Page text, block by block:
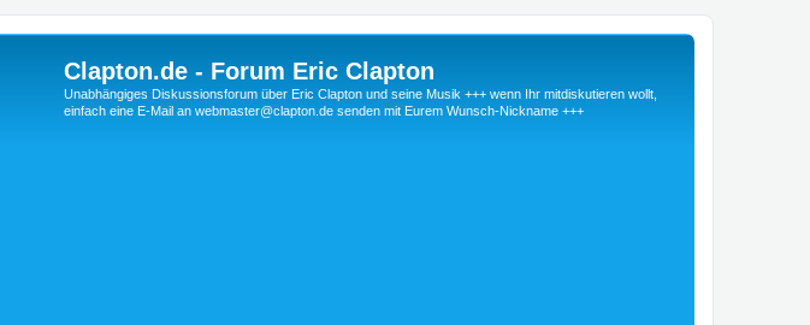
Clapton.de - Forum Eric Clapton
Unabhängiges Diskussionsforum über Eric Clapton und seine Musik +++ wenn Ihr mitdiskutieren wollt,
einfach eine E-Mail an webmaster@clapton.de senden mit Eurem Wunsch-Nickname +++